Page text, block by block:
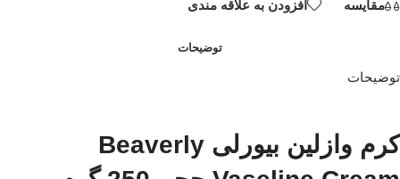
مقایسه افزودن به علاقه مندی
توضیحات
توضیحات
کرم وازلین بیورلی Beaverly